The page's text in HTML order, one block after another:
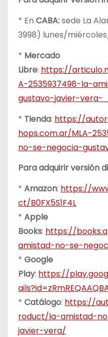
* En CABA:sede La
3998) lunes/
* Mercado
Libre: https://
A-2535937498-la-
gustavo-javier-vera-
* Tienda: https://
hops.com.ar/MLA-
no-se-negocia-
Para adquirir versión
* Amazon: https://
ct/B0FX5S1F4L
* Apple
Books: https://
amistad-no-se-
* Google
Play: https://
* Catálogo: https://
roduct/la-amistad-
javier-vera/